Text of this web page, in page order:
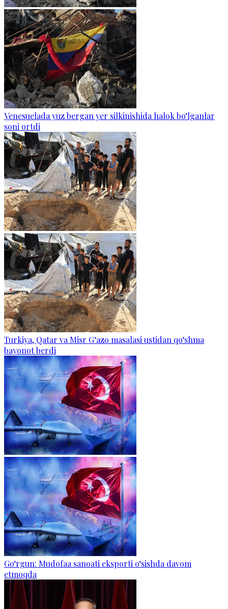
Venesuelada yuz bergan yer silkinishida halok bo‘lganlar
soni ortdi
Turkiya, Qatar va Misr G‘azo masalasi ustidan qo‘shma
bayonot berdi
Go‘rgun: Mudofaa sanoati eksporti o‘sishda davom
etmoqda